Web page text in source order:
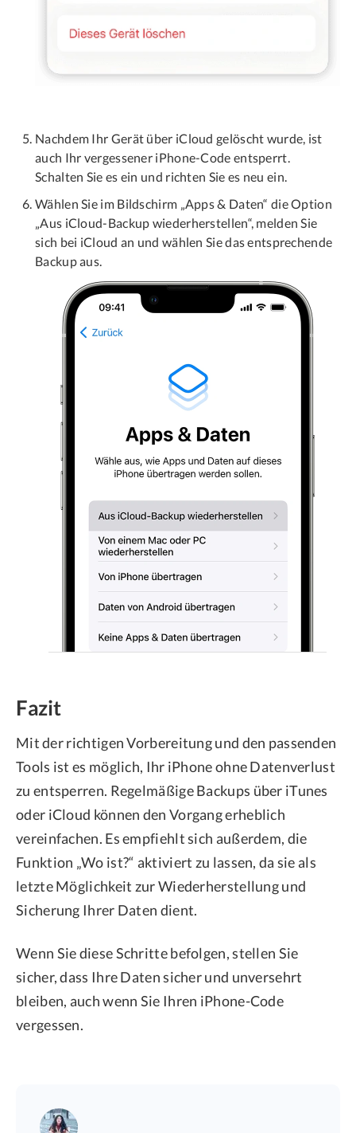
Nachdem Ihr Gerät über iCloud gelöscht wurde, ist
auch Ihr vergessener iPhone-Code entsperrt.
Schalten Sie es ein und richten Sie es neu ein.
Wählen Sie im Bildschirm „Apps & Daten“ die Option
„Aus iCloud-Backup wiederherstellen“, melden Sie
sich bei iCloud an und wählen Sie das entsprechende
Backup aus.
Fazit
Mit der richtigen Vorbereitung und den passenden
Tools ist es möglich, Ihr iPhone ohne Datenverlust
zu entsperren. Regelmäßige Backups über iTunes
oder iCloud können den Vorgang erheblich
vereinfachen. Es empfiehlt sich außerdem, die
Funktion „Wo ist?“ aktiviert zu lassen, da sie als
letzte Möglichkeit zur Wiederherstellung und
Sicherung Ihrer Daten dient.
Wenn Sie diese Schritte befolgen, stellen Sie
sicher, dass Ihre Daten sicher und unversehrt
bleiben, auch wenn Sie Ihren iPhone-Code
vergessen.